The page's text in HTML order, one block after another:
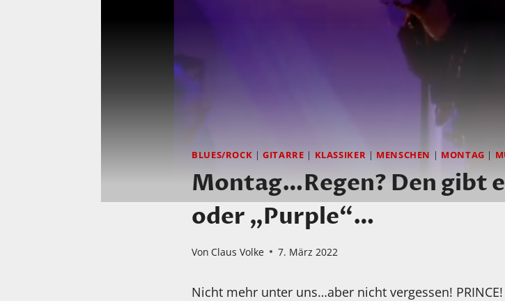
BLUES/ROCK |GITARRE | KLASSIKER | MENSCHEN | MONTAG |
Montag…Regen? Den gibt
oder „Purple“…
Von Claus Volke 7. März 2022
Nicht mehr unter uns…aber nicht vergessen! PRINCE!